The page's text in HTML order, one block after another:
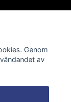
Genom
av